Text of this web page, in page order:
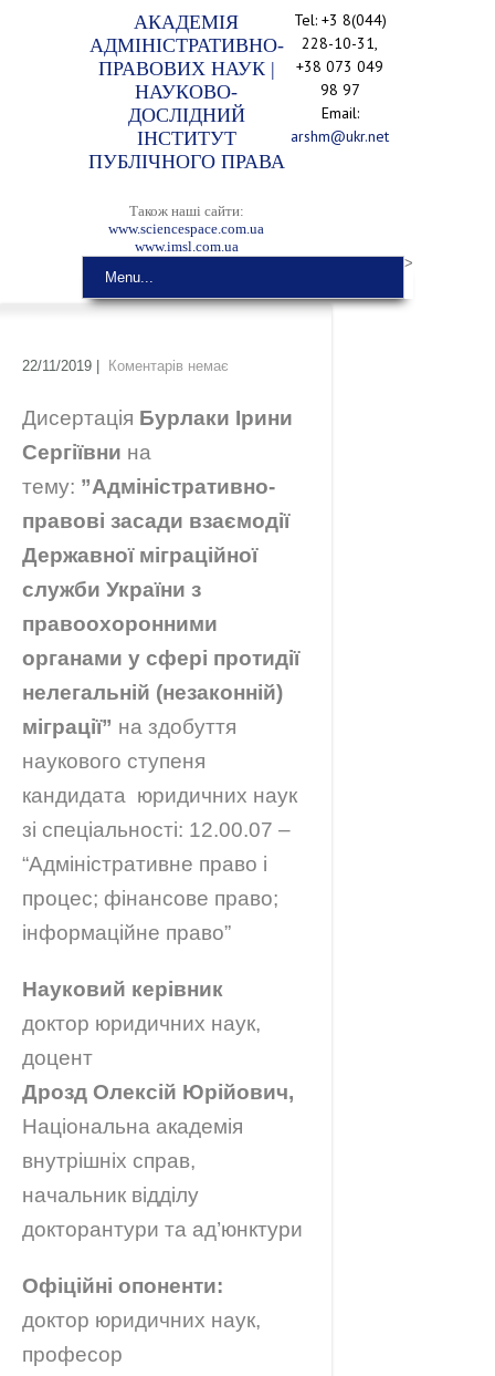
АКАДЕМІЯ
АДМІНІСТРАТИВНО-
ПРАВОВИХ НАУК |
НАУКОВО-
ДОСЛІДНИЙ
ІНСТИТУТ
ПУБЛІЧНОГО ПРАВА
Також наші сайти:
www.sciencespace.com.ua
www.imsl.com.ua
Tel: +3 8(044)
228-10-31,
+38 073 049
98 97
Email:
arshm@ukr.net
Menu...
>
22/11/2019 Коментарів немає
Дисертація Бурлаки Ірини
Сергіївни на
тему: ”Адміністративно-
правові засади взаємодії
Державної міграційної
служби України з
правоохоронними
органами у сфері протидії
нелегальній (незаконній)
міграції” на здобуття
наукового ступеня
кандидата юридичних наук
зі спеціальності: 12.00.07 –
“Адміністративне право і
процес; фінансове право;
інформаційне право”
Науковий керівник
доктор юридичних наук,
доцент
Дрозд Олексій Юрійович,
Національна академія
внутрішніх справ,
начальник відділу
докторантури та ад’юнктури
Офіційні опоненти:
доктор юридичних наук,
професор